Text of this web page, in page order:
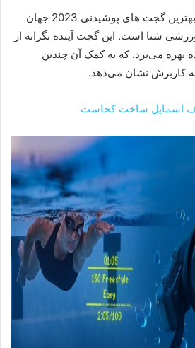
فرم سوئیم گوگلز یکی از بهترین گجت های پوشیدنی 2023 جهان
شنا است. این گجت آینده نگرانه از
بهره می‌برد. که به کمک آن چندین
کاربرش نشان می‌دهد.
اسمایل ساخت کجاست